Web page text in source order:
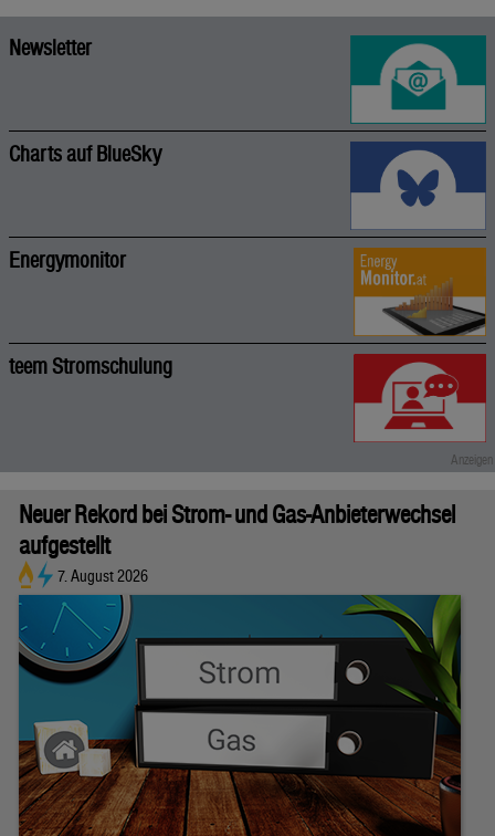
Newsletter
Charts auf BlueSky
Energymonitor
teem Stromschulung
Neuer Rekord bei Strom- und Gas-Anbieterwechsel
aufgestellt
7. August 2026